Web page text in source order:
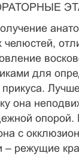
челюстей,
для
прикуса.
она
опорой.
с
– режущие